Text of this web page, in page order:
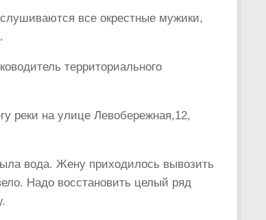
все окрестные мужики,
территориального
реки на улице Левобережная,12,
вода. Жену приходилось вывозить
Надо восстановить целый ряд